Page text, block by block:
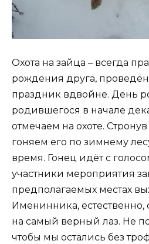
Охота на зайца – всегда
рождения друга,
праздник вдвойне. День
родившегося в начале
отмечаем на охоте.
гоняем его по зимнему
время. Гонец идёт с
участники мероприятия
предполагаемых местах
Именинника, естественно,
на самый верный лаз. Не
чтобы мы остались без